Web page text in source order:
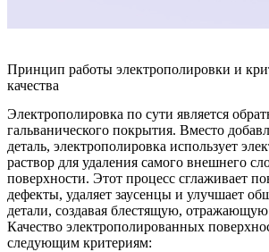
Принцип работы электрополировки и
качества
Электрополировка по сути является
гальванического покрытия. Вместо
деталь, электрополировка использует
раствор для удаления самого внешнего
поверхности. Этот процесс сглаживает
дефекты, удаляет заусенцы и улучшает
детали, создавая блестящую, отражающую
Качество электрополированных
следующим критериям: